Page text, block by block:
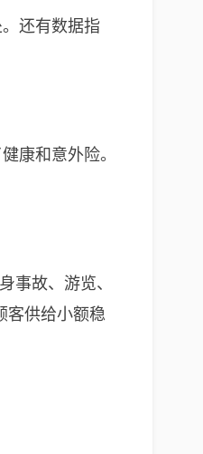
还有数据指
康和意外险。
事故、游览、
客供给小额稳